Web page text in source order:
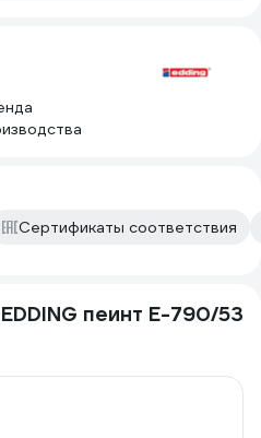
Сертификаты соответствия
пеинт E-790/53